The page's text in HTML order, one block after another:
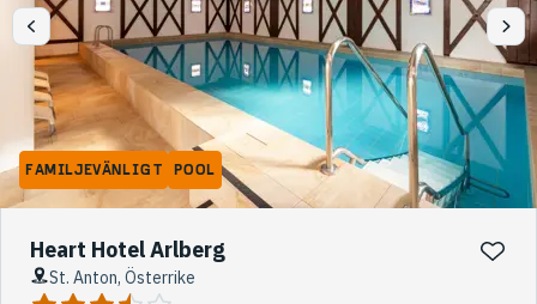
FAMILJEVÄNLIGT POOL
Heart Hotel Arlberg
St. Anton, Österrike